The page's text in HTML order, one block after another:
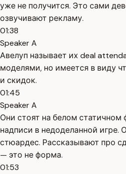
уже не получится. Это сами
озвучивают рекламу.
01:38
Speaker A
Авелуп называет их deal
моделями, но имеется в виду
и скидок.
01:45
Speaker A
Они стоят на белом статичном
надписи в недоделанной игре.
стюардес. Рассказывают про
— это не форма.
01:53